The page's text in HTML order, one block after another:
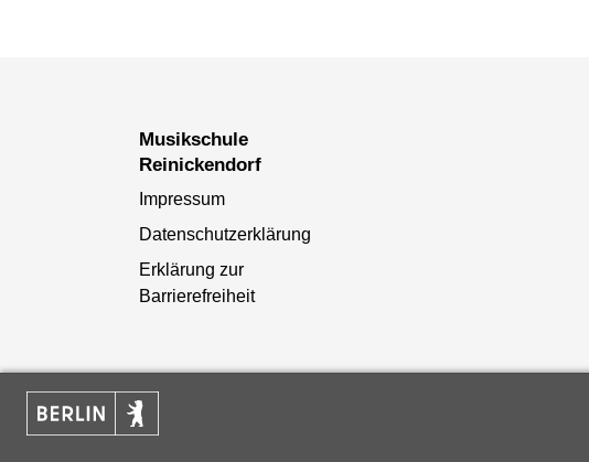
Musikschule
Reinickendorf
Impressum
Datenschutzerklärung
Erklärung zur
Barrierefreiheit